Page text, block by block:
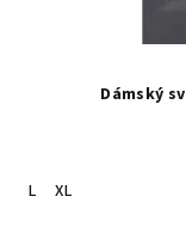
Dámský
L
XL